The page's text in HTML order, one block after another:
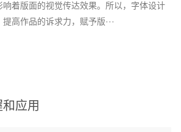
着版面的视觉传达效果。所以，字体设计
高作品的诉求力，赋予版···
应用